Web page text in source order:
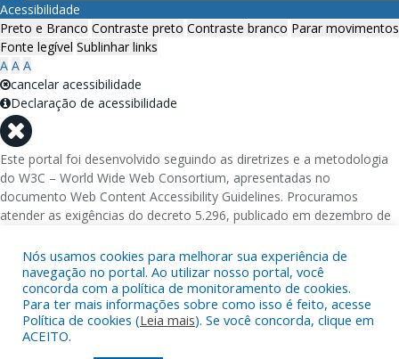
Nós usamos cookies para melhorar sua experiência de
navegação no portal. Ao utilizar nosso portal, você
concorda com a política de monitoramento de cookies.
Para ter mais informações sobre como isso é feito, acesse
Política de cookies (Leia mais). Se você concorda, clique em
ACEITO.
Acessibilidade
Preto e Branco Contraste preto Contraste branco Parar movimentos
Fonte legível Sublinhar links
A A A
cancelar acessibilidade
Declaração de acessibilidade
Este portal foi desenvolvido seguindo as diretrizes e a metodologia
do W3C – World Wide Web Consortium, apresentadas no
documento Web Content Accessibility Guidelines. Procuramos
atender as exigências do decreto 5.296, publicado em dezembro de
eletrônicos da administração pública na rede mundial de
computadores para o uso das pessoas com necessidades especiais,
garantindo-lhes o pleno acesso aos conteúdos disponíveis.
Além de validações automáticas, foram realizados testes em
diversos navegadores e através do utilitário de acesso a Internet do